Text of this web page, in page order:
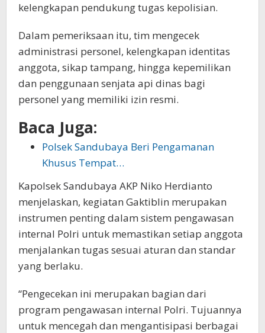
kelengkapan pendukung tugas kepolisian.
Dalam pemeriksaan itu, tim mengecek
administrasi personel, kelengkapan identitas
anggota, sikap tampang, hingga kepemilikan
dan penggunaan senjata api dinas bagi
personel yang memiliki izin resmi.
Baca Juga:
Polsek Sandubaya Beri Pengamanan
Khusus Tempat…
Kapolsek Sandubaya AKP Niko Herdianto
menjelaskan, kegiatan Gaktiblin merupakan
instrumen penting dalam sistem pengawasan
internal Polri untuk memastikan setiap anggota
menjalankan tugas sesuai aturan dan standar
yang berlaku.
“Pengecekan ini merupakan bagian dari
program pengawasan internal Polri. Tujuannya
untuk mencegah dan mengantisipasi berbagai